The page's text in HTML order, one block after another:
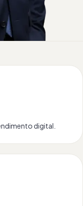
digital.